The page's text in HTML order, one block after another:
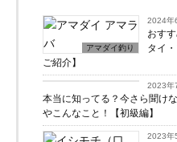
アマダイ釣り
2024年
おす
タイ
ご紹介】
ライン・フック
2023年
本当に知ってる？今さら聞け
やこんなこと！【初級編】
2023年